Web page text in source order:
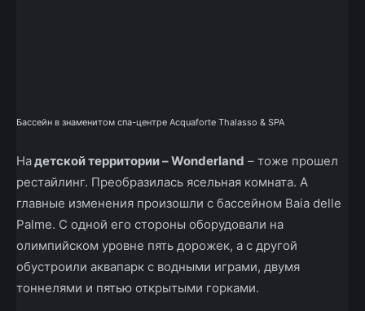
Бассейн в знаменитом спа-центре Acquaforte Thalasso & SPA
Надетской территории – Wonderland – тоже прошел
рестайлинг. Преобразилась ясельная комната. А
главные изменения произошли с бассейном Baia delle
Palme. С одной его стороны оборудовали на
олимпийском уровне пять дорожек, а с другой
обустроили аквапарк с водными играми, двумя
тоннелями и пятью открытыми горками.